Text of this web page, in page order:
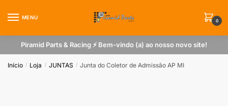
MENU
0
Piramid Parts & Racing ⚡ Bem-vindo (a) ao nosso novo site!
Início / Loja / JUNTAS / Junta do Coletor de Admissão AP MI